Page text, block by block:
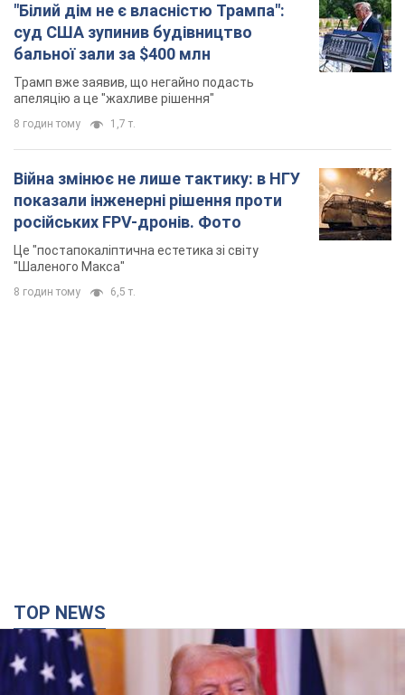
"Білий дім не є власністю Трампа":
суд США зупинив будівництво
бальної зали за $400 млн
Трамп вже заявив, що негайно подасть
апеляцію а це "жахливе рішення"
8 годин тому 1,7 т.
Війна змінює не лише тактику: в НГУ
показали інженерні рішення проти
російських FPV-дронів. Фото
Це "постапокаліптична естетика зі світу
"Шаленого Макса"
8 годин тому 6,5 т.
TOP NEWS